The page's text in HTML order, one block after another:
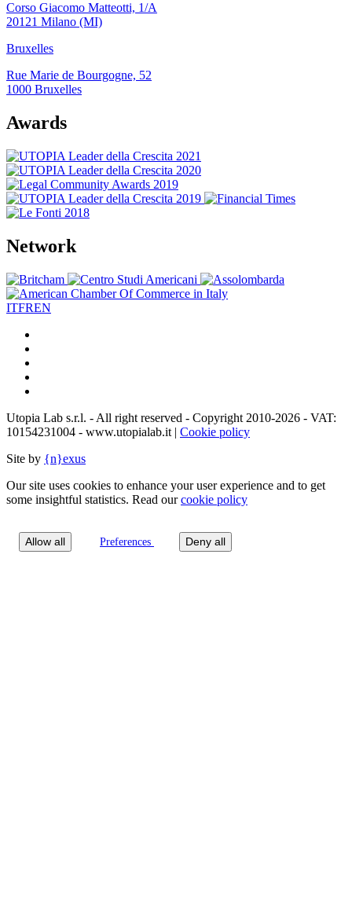
Corso Giacomo Matteotti, 1/A
20121 Milano (MI)
Bruxelles
Rue Marie de Bourgogne, 52
1000 Bruxelles
Awards
Network
ITFREN
Utopia Lab s.r.l. - All right reserved - Copyright 2010-2026 - VAT:
10154231004 - www.utopialab.it | Cookie policy
Site by {n}exus
Our site uses cookies to enhance your user experience and to get
some insightful statistics. Read ourcookie policy
Allow all Preferences Deny all